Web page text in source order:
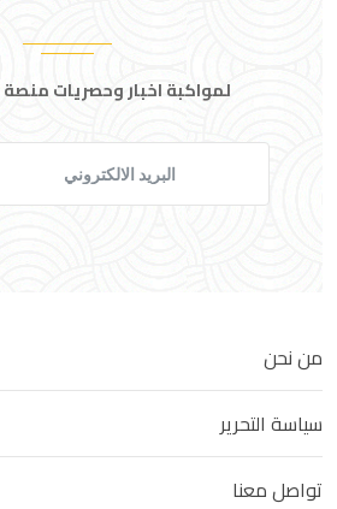
لمواكبة اخبار وحصريات
من نحن
سياسة التحرير
تواصل معنا